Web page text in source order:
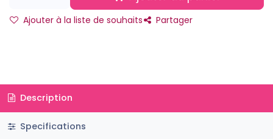
Ajouter à la liste de souhaits Partager
Description
Specifications